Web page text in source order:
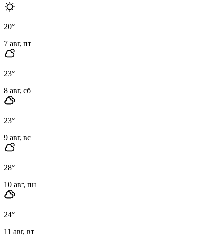
20°
7 авг, пт
23°
8 авг, сб
23°
9 авг, вс
28°
10 авг, пн
24°
11 авг, вт